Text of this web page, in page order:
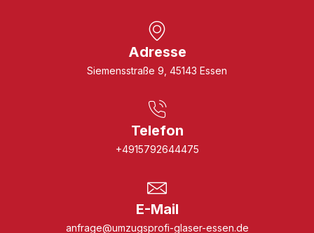
Adresse
Siemensstraße 9, 45143 Essen
Telefon
+4915792644475
E-Mail
anfrage@umzugsprofi-glaser-essen.de